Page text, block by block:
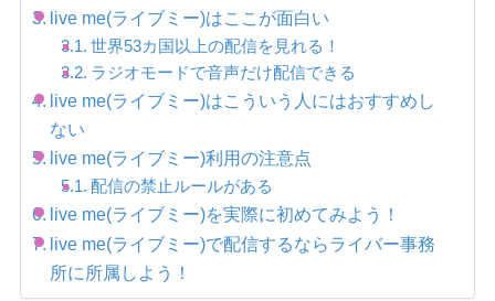
live me(ライブミー)はここが面白い
世界53カ国以上の配信を見れる！
ラジオモードで音声だけ配信できる
live me(ライブミー)はこういう人にはおすすめし
ない
live me(ライブミー)利用の注意点
配信の禁止ルールがある
live me(ライブミー)を実際に初めてみよう！
live me(ライブミー)で配信するならライバー事務
所に所属しよう！